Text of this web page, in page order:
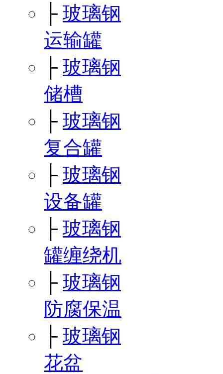
├ 玻璃钢
运输罐
├ 玻璃钢
储槽
├ 玻璃钢
复合罐
├ 玻璃钢
设备罐
├ 玻璃钢
罐缠绕机
├ 玻璃钢
防腐保温
├ 玻璃钢
花盆